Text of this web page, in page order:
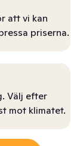
att vi kan
priserna.
Välj efter
mot klimatet.